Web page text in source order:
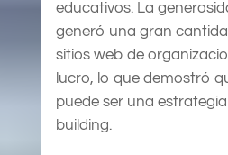
educativos. La
generó una gran
sitios web de
lucro, lo que demostró
puede ser una
building.